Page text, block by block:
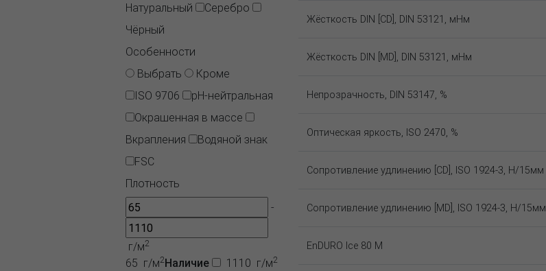
Натуральный
Серебро
Чёрный
Особенности
Выбрать
Кроме
ISO 9706
pH-нейтральная
Окрашенная в массе
Вкрапления
Водяной знак
FSC
Плотность
-
г/м2
1110 г/м2
65 г/м2Наличие
Жёсткость DIN [CD], DIN 53121, мНм
Жёсткость DIN [MD], DIN 53121, мНм
Непрозрачность, DIN 53147, %
Оптическая яркость, ISO 2470, %
Сопротивление удлинению [CD], ISO 1924-3, Н/15мм
Сопротивление удлинению [MD], ISO 1924-3, Н/15мм
EnDURO Ice 80 M